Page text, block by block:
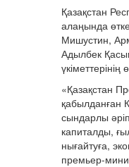
Қазақстан
алаңында
Мишустин,
Адылбек
«Қазақстан
қабылданған
сындарлы
капиталды,
нығайтуға,
премьер-